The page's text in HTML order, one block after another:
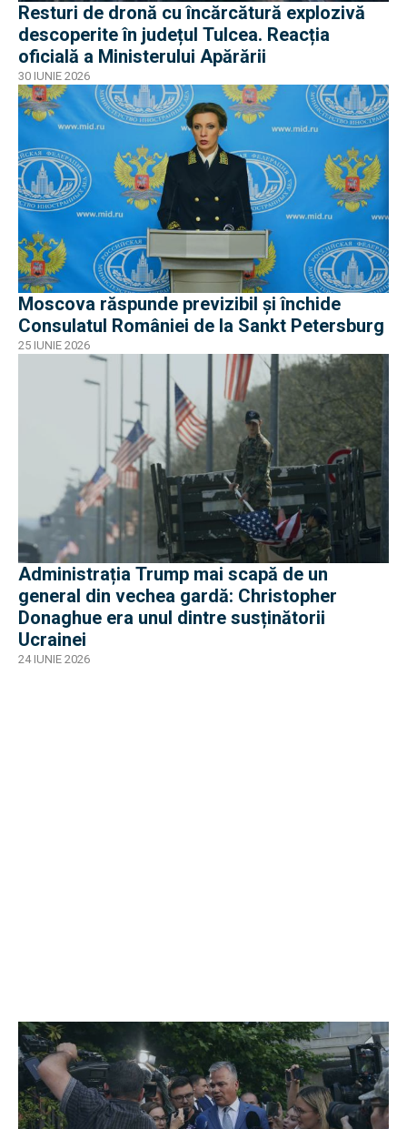
Resturi de dronă cu încărcătură explozivă
descoperite în județul Tulcea. Reacția
oficială a Ministerului Apărării
30 IUNIE 2026
Moscova răspunde previzibil și închide
Consulatul României de la Sankt Petersburg
25 IUNIE 2026
Administrația Trump mai scapă de un
general din vechea gardă: Christopher
Donaghue era unul dintre susținătorii
Ucrainei
24 IUNIE 2026